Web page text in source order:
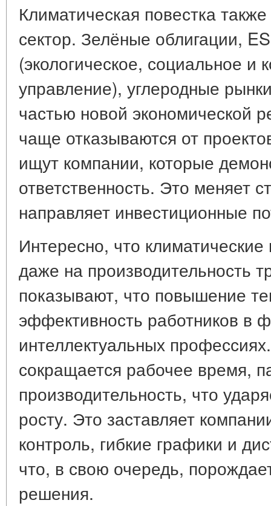
Климатическая повестка
сектор. Зелёные облигации,
(экологическое, социальное и
управление), углеродные
частью новой экономической
чаще отказываются от
ищут компании, которые
ответственность. Это меняет
направляет инвестиционные
Интересно, что
даже на производительность
показывают, что повышение
эффективность работников в
интеллектуальных
сокращается рабочее время,
производительность, что
росту. Это заставляет
контроль, гибкие графики и
что, в свою очередь,
решения.